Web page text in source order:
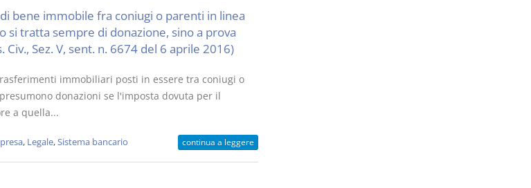
bene immobile fra coniugi o parenti in linea
si tratta sempre di donazione, sino a prova
Civ., Sez. V, sent. n. 6674 del 6 aprile 2016)
immobiliari posti in essere tra coniugi o
donazioni se l'imposta dovuta per il
a quella...
, Legale,Sistema bancario continua a leggere